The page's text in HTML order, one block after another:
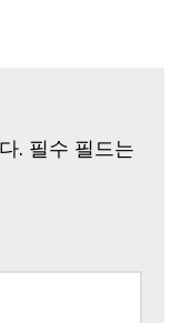
. 필수 필드는